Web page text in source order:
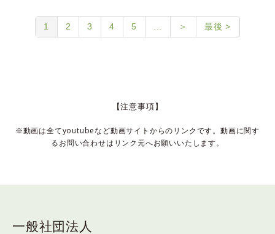
1 2 3 4 5 ＞ 最後 >
【注意事項】
※動画は全てyoutubeなど動画サイトからのリンクです。動画に関す
るお問い合わせはリンク元へお願いいたします。
一般社団法人